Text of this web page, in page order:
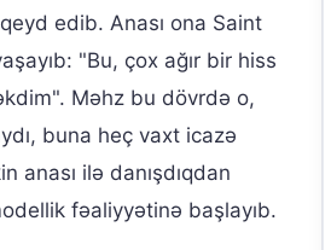
edib. Anası ona Saint
"Bu, çox ağır bir hiss
Məhz bu dövrdə o,
buna heç vaxt icazə
anası ilə danışdıqdan
fəaliyyətinə başlayıb.